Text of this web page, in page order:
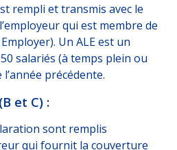
rempli et transmis avec le
qui est membre de
Un ALE est un
salariés (à temps plein ou
précédente.
et C) :
sont remplis
qui fournit la couverture